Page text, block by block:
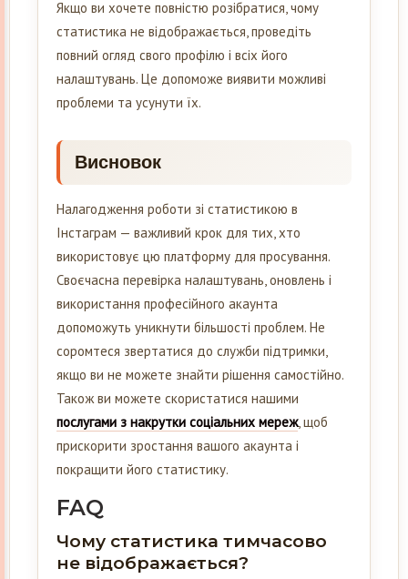
Якщо ви хочете повністю розібратися, чому
статистика не відображається, проведіть
повний огляд свого профілю і всіх його
налаштувань. Це допоможе виявити можливі
проблеми та усунути їх.
Висновок
Налагодження роботи зі статистикою в
Інстаграм — важливий крок для тих, хто
використовує цю платформу для просування.
Своєчасна перевірка налаштувань, оновлень і
використання професійного акаунта
допоможуть уникнути більшості проблем. Не
соромтеся звертатися до служби підтримки,
якщо ви не можете знайти рішення самостійно.
Також ви можете скористатися нашими
послугами з накрутки соціальних мереж, щоб
прискорити зростання вашого акаунта і
покращити його статистику.
FAQ
Чому статистика тимчасово
не відображається?